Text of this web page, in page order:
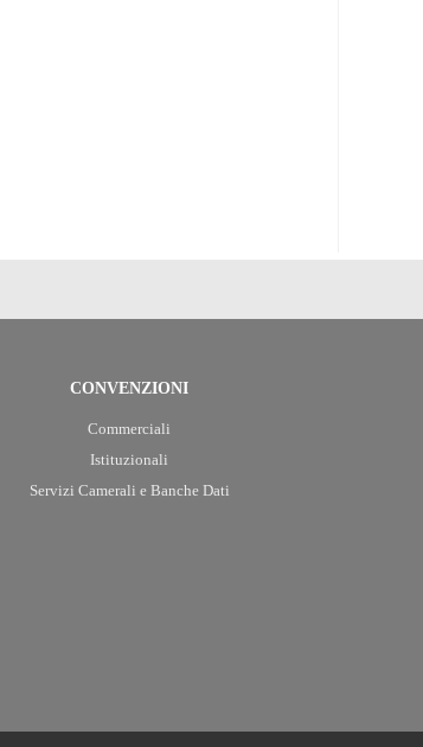
CONVENZIONI
Commerciali
Istituzionali
Servizi Camerali e Banche Dati